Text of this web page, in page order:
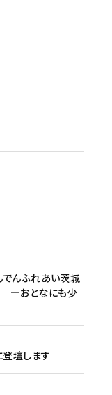
んふれあい茨城
―おとなにも少
壇します